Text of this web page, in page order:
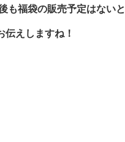
も福袋の販売予定はないと
えしますね！